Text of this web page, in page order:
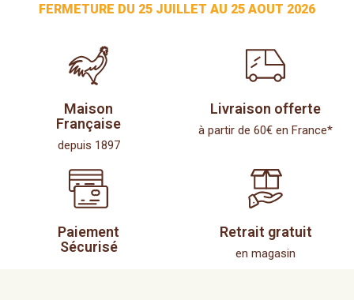
FERMETURE DU 25 JUILLET AU 25 AOUT 2026
Maison
Française
depuis 1897
Livraison offerte
à partir de 60€ en France*
Paiement
Sécurisé
Retrait gratuit
en magasin